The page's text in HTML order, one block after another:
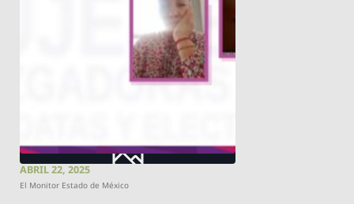
ABRIL 22, 2025
El Monitor Estado de México